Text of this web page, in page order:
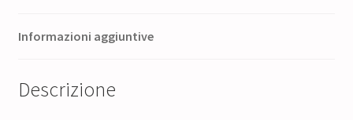
Informazioni aggiuntive
Descrizione